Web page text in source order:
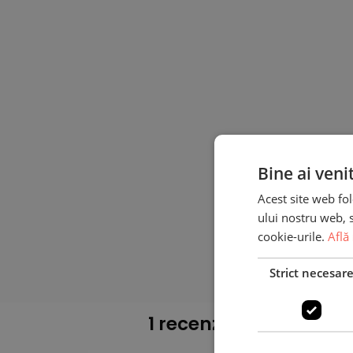
1 recenzie pentru
Bine ai
Acest site web
ului nostru web,
cookie-urile. Află
Strict necesare